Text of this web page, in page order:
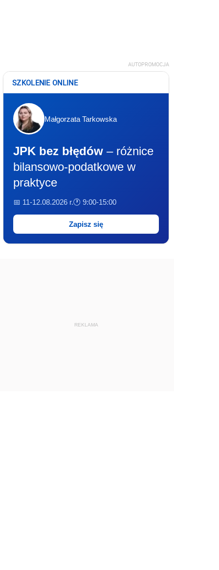
AUTOPROMOCJA
SZKOLENIE ONLINE
Małgorzata Tarkowska
JPK bez błędów – różnice
bilansowo-podatkowe w
praktyce
📅 11-12.08.2026 r.🕐 9:00-15:00
Zapisz się
REKLAMA